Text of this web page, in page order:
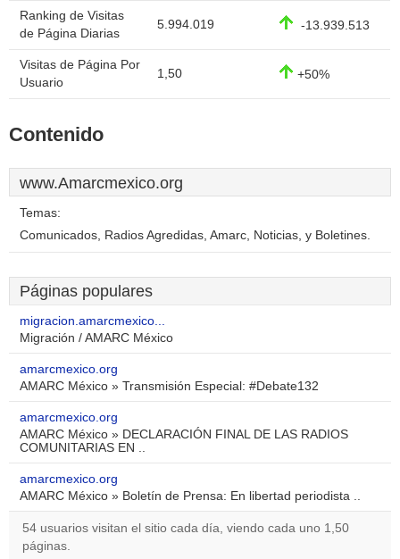
Ranking de Visitas
de Página Diarias
5.994.019 -13.939.513
Visitas de Página Por
Usuario
1,50 +50%
Contenido
www.Amarcmexico.org
Temas:
Comunicados, Radios Agredidas, Amarc, Noticias, y Boletines.
Páginas populares
migracion.amarcmexico...
Migración / AMARC México
amarcmexico.org
AMARC México » Transmisión Especial: #Debate132
amarcmexico.org
AMARC México » DECLARACIÓN FINAL DE LAS RADIOS
COMUNITARIAS EN ..
amarcmexico.org
AMARC México » Boletín de Prensa: En libertad periodista ..
54 usuarios visitan el sitio cada día, viendo cada uno 1,50
páginas.